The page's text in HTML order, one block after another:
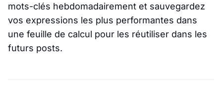
mots-clés hebdomadairement et sauvegardez
vos expressions les plus performantes dans
une feuille de calcul pour les réutiliser dans les
futurs posts.